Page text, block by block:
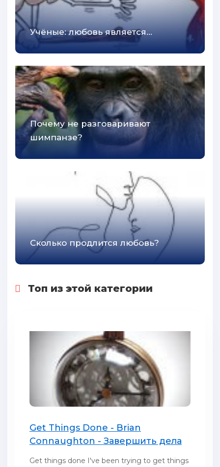
Учёные: любовь является...
Почeму не paзговаривают
шимпанзе?
Сколько продлится любовь?
Топ из этой категории
Get Things Done - Brian
Connaughton - Завершить дела
Get things done I've been trying to get things